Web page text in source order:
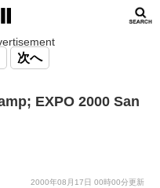
次へ
EXPO 2000 San
2000年08月17日 00時00分更新